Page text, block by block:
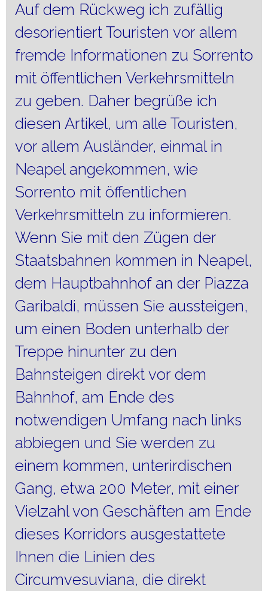
Auf dem Rückweg ich zufällig
desorientiert Touristen vor allem
fremde Informationen zu Sorrento
mit öffentlichen Verkehrsmitteln
zu geben. Daher begrüße ich
diesen Artikel, um alle Touristen,
vor allem Ausländer, einmal in
Neapel angekommen, wie
Sorrento mit öffentlichen
Verkehrsmitteln zu informieren.
Wenn Sie mit den Zügen der
Staatsbahnen kommen in Neapel,
dem Hauptbahnhof an der Piazza
Garibaldi, müssen Sie aussteigen,
um einen Boden unterhalb der
Treppe hinunter zu den
Bahnsteigen direkt vor dem
Bahnhof, am Ende des
notwendigen Umfang nach links
abbiegen und Sie werden zu
einem kommen, unterirdischen
Gang, etwa 200 Meter, mit einer
Vielzahl von Geschäften am Ende
dieses Korridors ausgestattete
Ihnen die Linien des
Circumvesuviana, die direkt